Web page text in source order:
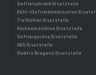
Gefrierschrank Ersatzteile
Kühl-/Gefrierkombination
Tiefkühler Ersatzteile
Küchenmaschine Ersatzteile
Gefriergeräte Ersatzteile
AEG Ersatzteile
Elektra Bregenz Ersatzteile